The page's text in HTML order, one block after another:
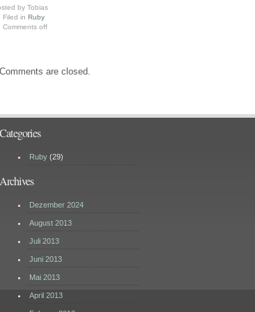
by Tobias
Filed in Ruby
Comments off
are closed.
Categories
Ruby (29)
Archives
Dezember 2024
August 2013
Juli 2013
Juni 2013
Mai 2013
April 2013